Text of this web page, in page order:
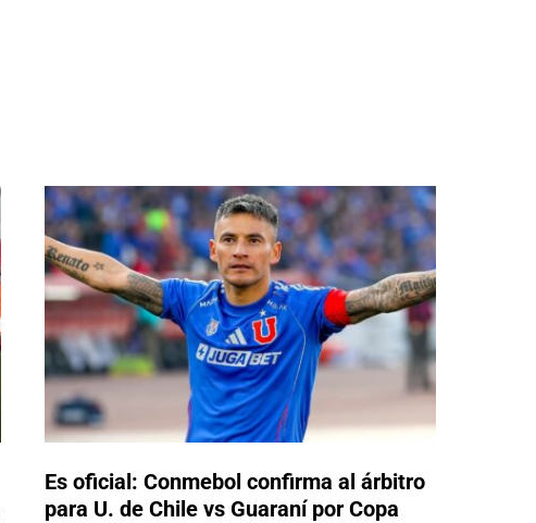
Es oficial: Conmebol confirma al árbitro
para U. de Chile vs Guaraní por Copa